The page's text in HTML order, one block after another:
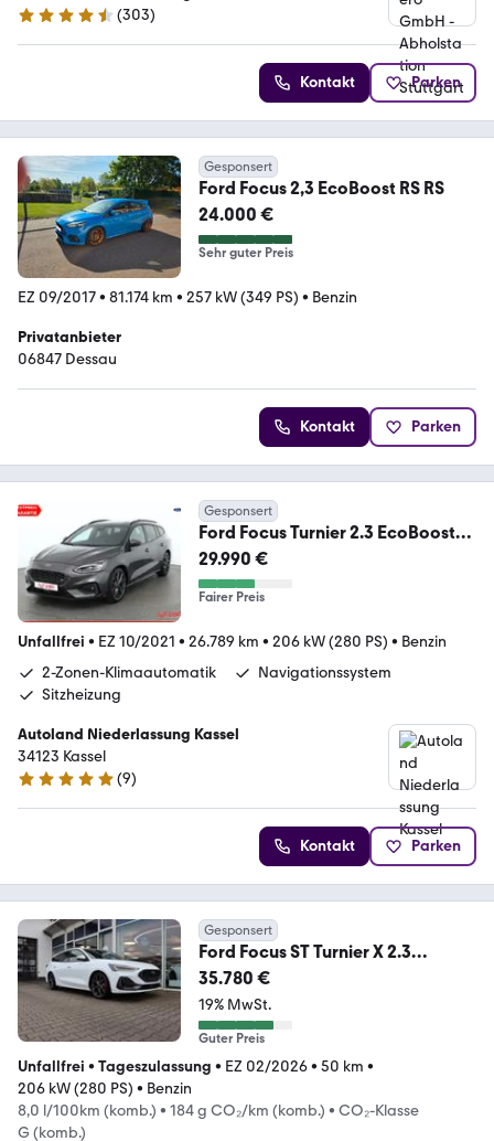
4.4 Sterne
(303)
Kontakt Parken
Gesponsert
Ford Focus 2,3 EcoBoost RS RS
24.000 €
Sehr guter Preis
EZ 09/2017• 81.174 km • 257 kW (349 PS) • Benzin
Privatanbieter
06847 Dessau
Kontakt Parken
Gesponsert
Ford Focus Turnier 2.3 EcoBoost
ST LED Navi Alcantara
29.990 €
Fairer Preis
Unfallfrei • EZ 10/2021 • 26.789 km • 206 kW (280 PS) • Benzin
2-Zonen-Klimaautomatik
Navigationssystem
Sitzheizung
Autoland Niederlassung Kassel
34123 Kassel
5 Sterne
(9)
Kontakt Parken
Gesponsert
Ford Focus ST Turnier X 2.3
EcoBoost B&O 4,99%* AHK
35.780 €
19% MwSt.
Guter Preis
Unfallfrei • Tageszulassung • EZ 02/2026• 50 km •
206 kW (280 PS) • Benzin
8,0 l/100km (komb.) • 184 g CO₂/km (komb.) • CO₂-Klasse
G (komb.)